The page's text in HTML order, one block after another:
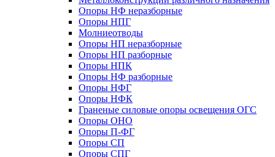
Опоры НФ неразборные
Опоры НПГ
Молниеотводы
Опоры НП неразборные
Опоры НП разборные
Опоры НПК
Опоры НФ разборные
Опоры НФГ
Опоры НФК
Граненые силовые опоры освещения ОГС
Опоры ОНО
Опоры П-ФГ
Опоры СП
Опоры СПГ